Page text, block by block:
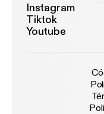
Instagram
Tiktok
Youtube